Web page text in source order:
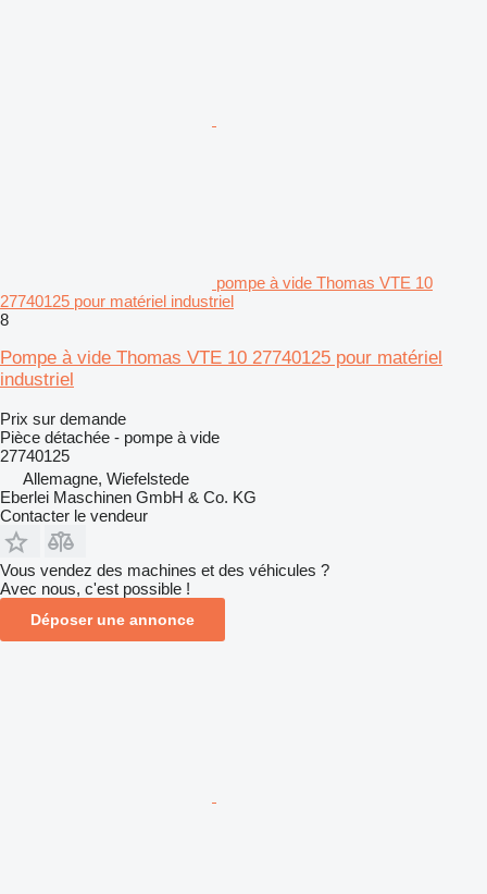
pompe à vide Thomas VTE 10
27740125 pour matériel industriel
8
Pompe à vide Thomas VTE 10 27740125 pour matériel
industriel
Prix sur demande
Pièce détachée - pompe à vide
27740125
Allemagne, Wiefelstede
Eberlei Maschinen GmbH & Co. KG
Contacter le vendeur
Vous vendez des machines et des véhicules ?
Avec nous, c'est possible !
Déposer une annonce